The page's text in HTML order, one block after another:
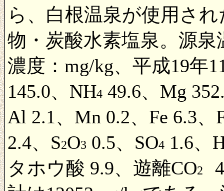
ら、白根温泉が使用さ
物・炭酸水素塩泉。源
濃度：mg/kg、平成19年
145.0、NH4 49.6、Mg
Al 2.1、Mn 0.2、Fe 6.3
2.4、S2O3 0.5、SO4 1.6、
タホウ酸 9.9、遊離CO2